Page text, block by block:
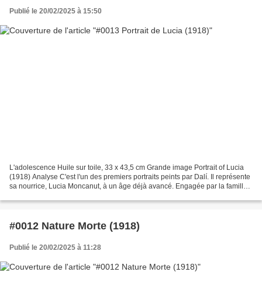
Publié le 20/02/2025 à 15:50
L'adolescence Huile sur toile, 33 x 43,5 cm Grande image Portrait of Lucia
(1918) Analyse C'est l'un des premiers portraits peints par Dalí. Il représente
sa nourrice, Lucia Moncanut, à un âge déjà avancé. Engagée par la famille
#0012 Nature Morte (1918)
Publié le 20/02/2025 à 11:28